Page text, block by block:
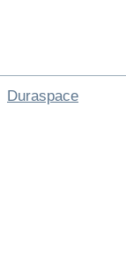
Duraspace